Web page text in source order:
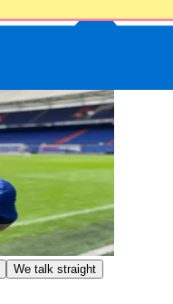
We talk straight